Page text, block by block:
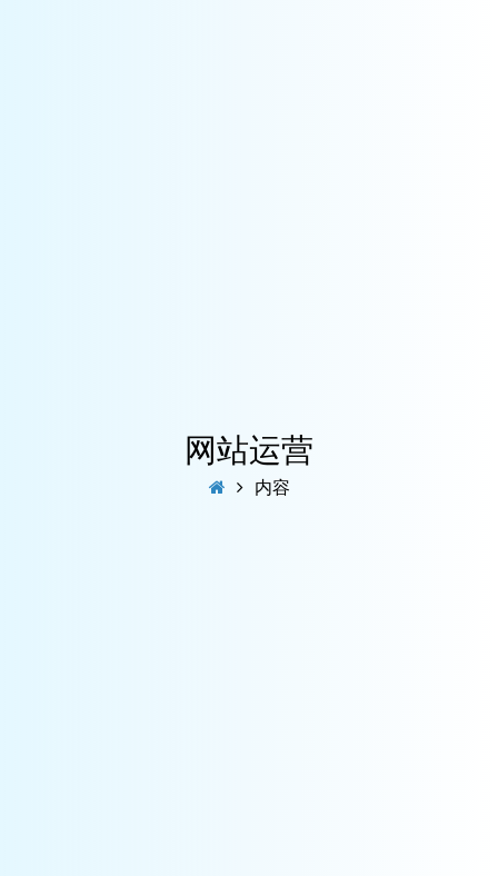
网站运营
内容